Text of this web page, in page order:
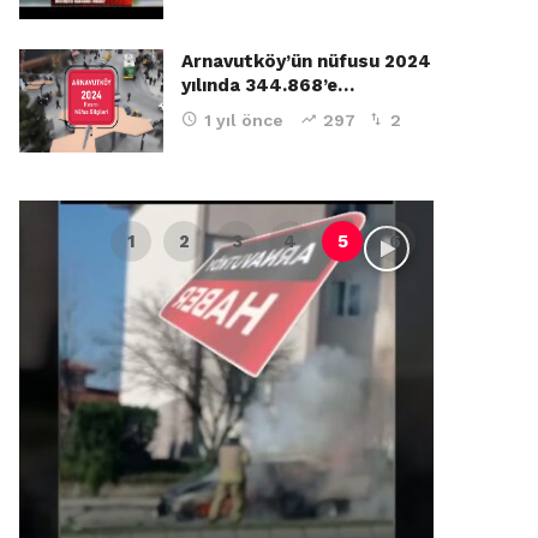
Arnavutköy’ün nüfusu 2024
yılında 344.868’e…
1 yıl önce 297 2